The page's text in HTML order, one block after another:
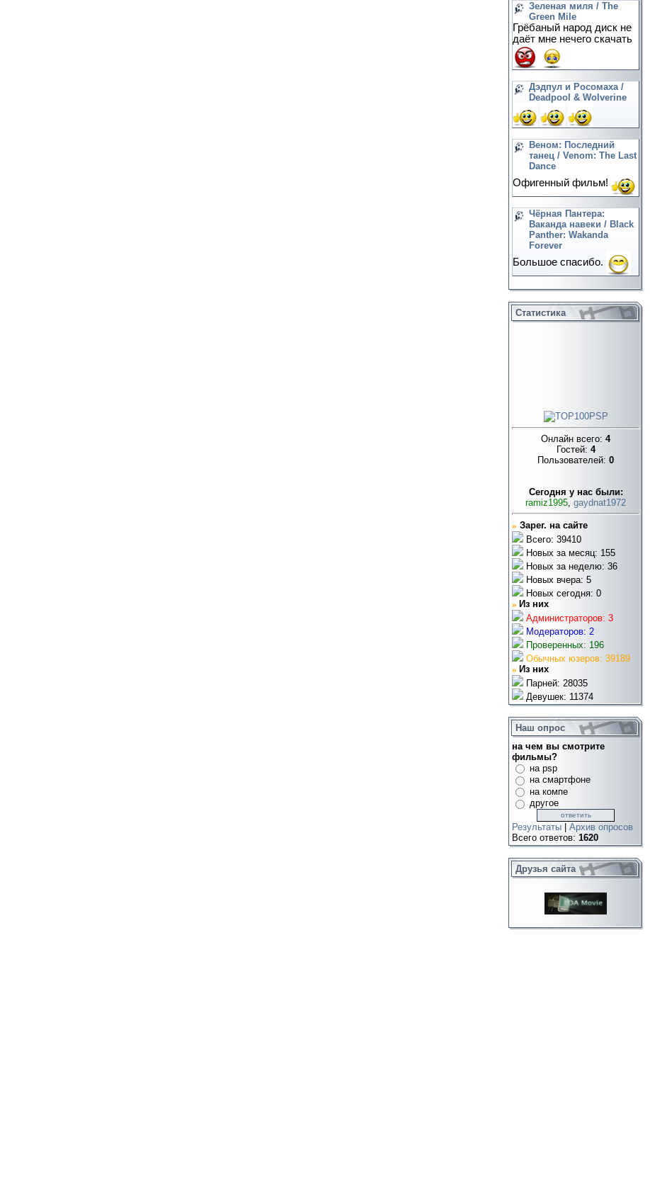
Зеленая миля / The
Green Mile
Грёбаный народ диск не
даёт мне нечего скачать
Дэдпул и Росомаха /
Deadpool & Wolverine
Веном: Последний
танец / Venom: The Last
Dance
Офигенный фильм!
Чёрная Пантера:
Ваканда навеки / Black
Panther: Wakanda
Forever
Большое спасибо.
Статистика
Онлайн всего: 4
Гостей: 4
Пользователей: 0
Cегодня у нас были:
ramiz1995, gaydnat1972
» Зарег. на сайте
Всего: 39410
Новых за месяц: 155
Новых за неделю: 36
Новых вчера: 5
Новых сегодня: 0
» Из них
Администраторов: 3
Модераторов: 2
Проверенных: 196
Обычных юзеров: 39189
» Из них
Парней: 28035
Девушек: 11374
Наш опрос
на чем вы смотрите
фильмы?
на psp
на смартфоне
на компе
другое
Результаты
Архив опросов
Всего ответов: 1620
Друзья сайта